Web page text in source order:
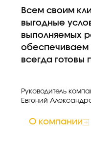
Всем своим
выгодные
выполняемых
обеспечиваем
всегда готовы
Руководитель
Евгений
О компании